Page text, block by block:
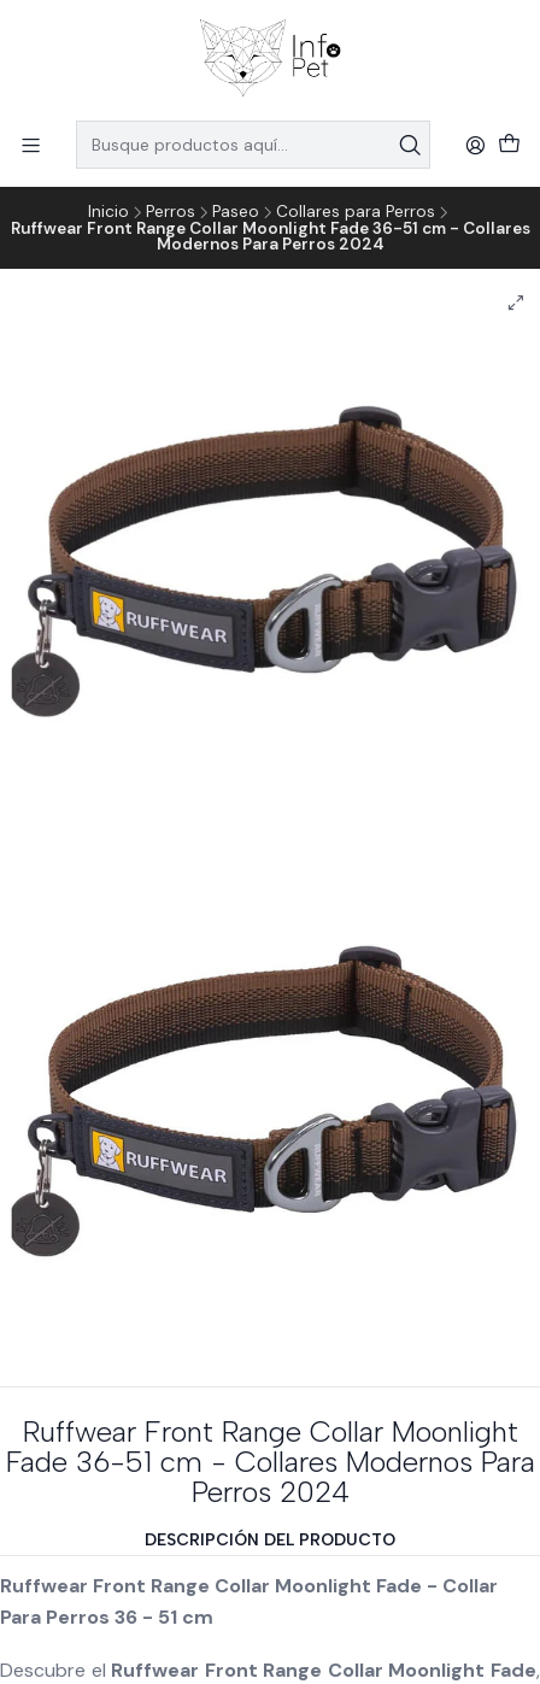
Inicio Perros Paseo
Collares para Perros
Ruffwear Front Range Collar Moonlight Fade 36-51 cm - Collares
Modernos Para Perros 2024
Ruffwear Front Range Collar Moonlight
Fade 36-51 cm - Collares Modernos Para
Perros 2024
DESCRIPCIÓN DEL PRODUCTO
Ruffwear Front Range Collar Moonlight Fade - Collar
Para Perros 36 - 51 cm
Descubre el Ruffwear Front Range Collar Moonlight Fade,